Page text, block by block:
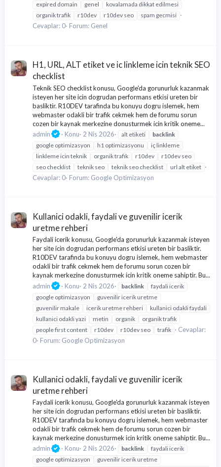
expired domain
genel
kovalamada dikkat edilmesi
organik trafik
r10dev r10dev seo spam gecmisi
Cevaplar: 0 Forum: Genel
H1, URL, ALT etiket ve ic linkleme icin teknik SEO
checklist
Teknik SEO checklist konusu, Google'da gorunurluk kazanmak
isteyen her site icin dogrudan performans etkisi ureten bir
basliktir. R10DEV tarafinda bu konuyu dogru islemek, hem
webmaster odakli bir trafik cekmek hem de forumu sorun
cozen bir kaynak merkezine donusturmek icin kritik oneme...
admin
Konu 2 Nis 2026 alt etiketi
backlink
google optimizasyon
h1 optimizasyonu
iç linkleme
linkleme icin teknik
organik trafik r10dev
r10dev seo
seo checklist
teknik seo teknik seo checklist url alt etiket
Cevaplar: 0 Forum: Google Optimizasyon
Kullanici odakli, faydali ve guvenilir icerik
uretme rehberi
Faydali icerik konusu, Google'da gorunurluk kazanmak isteyen
her site icin dogrudan performans etkisi ureten bir basliktir.
R10DEV tarafinda bu konuyu dogru islemek, hem webmaster
odakli bir trafik cekmek hem de forumu sorun cozen bir
kaynak merkezine donusturmek icin kritik oneme sahiptir. Bu...
admin
Konu 2 Nis 2026 backlink
faydali icerik
google optimizasyon
guvenilir icerik uretme
guvenilir makale
icerik uretme rehberi
kullanici odakli faydali
kullanici odakli yazi
metin organik
organik trafik
people first content
r10dev r10dev seo trafik
Cevaplar:
0 Forum: Google Optimizasyon
Kullanici odakli, faydali ve guvenilir icerik
uretme rehberi
Faydali icerik konusu, Google'da gorunurluk kazanmak isteyen
her site icin dogrudan performans etkisi ureten bir basliktir.
R10DEV tarafinda bu konuyu dogru islemek, hem webmaster
odakli bir trafik cekmek hem de forumu sorun cozen bir
kaynak merkezine donusturmek icin kritik oneme sahiptir. Bu...
admin
Konu 2 Nis 2026 backlink
faydali icerik
google optimizasyon
guvenilir icerik uretme